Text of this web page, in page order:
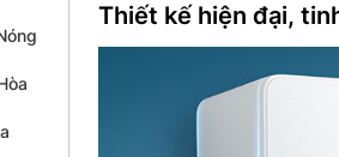
Thiết kế hiện đại,